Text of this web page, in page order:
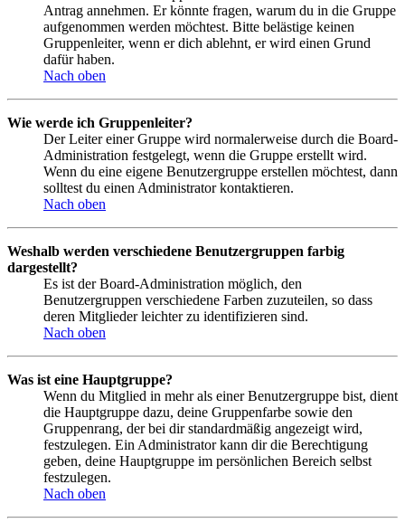
Antrag annehmen. Er könnte fragen, warum du in die Gruppe
aufgenommen werden möchtest. Bitte belästige keinen
Gruppenleiter, wenn er dich ablehnt, er wird einen Grund
dafür haben.
Nach oben
Wie werde ich Gruppenleiter?
Der Leiter einer Gruppe wird normalerweise durch die Board-
Administration festgelegt, wenn die Gruppe erstellt wird.
Wenn du eine eigene Benutzergruppe erstellen möchtest, dann
solltest du einen Administrator kontaktieren.
Nach oben
Weshalb werden verschiedene Benutzergruppen farbig
dargestellt?
Es ist der Board-Administration möglich, den
Benutzergruppen verschiedene Farben zuzuteilen, so dass
deren Mitglieder leichter zu identifizieren sind.
Nach oben
Was ist eine Hauptgruppe?
Wenn du Mitglied in mehr als einer Benutzergruppe bist, dient
die Hauptgruppe dazu, deine Gruppenfarbe sowie den
Gruppenrang, der bei dir standardmäßig angezeigt wird,
festzulegen. Ein Administrator kann dir die Berechtigung
geben, deine Hauptgruppe im persönlichen Bereich selbst
festzulegen.
Nach oben